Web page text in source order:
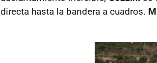
directa hasta la bandera a cuadros.